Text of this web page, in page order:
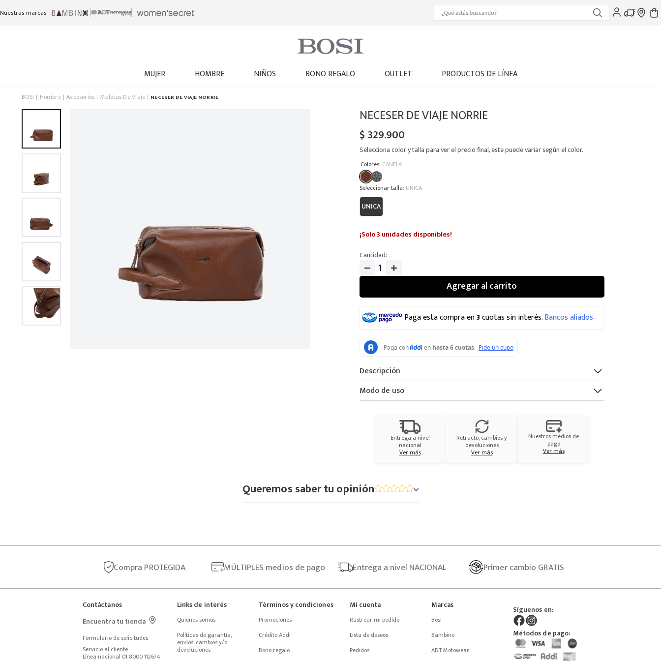
Nuestras marcas
MUJER HOMBRE NIÑOS BONO REGALO OUTLET PRODUCTOS DE LÍNEA
BOSI Hombre Accesorios Maletas De Viaje NECESER DE VIAJE NORRIE
NECESER DE VIAJE NORRIE
$329.900
Selecciona color y talla para ver el precio final, este puede variar según el color.
Colores: CANELA
: UNICA
UNICA
¡Solo 3 unidades disponibles!
Cantidad
Agregar al carrito
Paga esta compra en3cuotas sin interés.Bancos aliados
Descripción
Modo de uso
Entrega a nivel
nacional
Ver más
Retracto, cambios y
devoluciones
Ver más
Nuestros medios de
pago
Ver más
Queremos saber tu opinión
Compra PROTEGIDA MÚLTIPLES medios de pago Entrega a nivel NACIONAL Primercambio GRATIS
Contáctanos
Encuentra tu tienda
Formulario de solicitudes
Servicio al cliente
Línea nacional 01 8000 112674
Links de interés
Quienes somos
Políticas de garantía,
envíos, cambios y/o
devoluciones
Términos y condiciones
Promociones
Crédito Addi
Bono regalo
Mi cuenta
Rastrear mi pedido
Lista de deseos
Pedidos
Marcas
Bosi
Bambino
ADT Motowear
Síguenos en:
Métodos de pago: